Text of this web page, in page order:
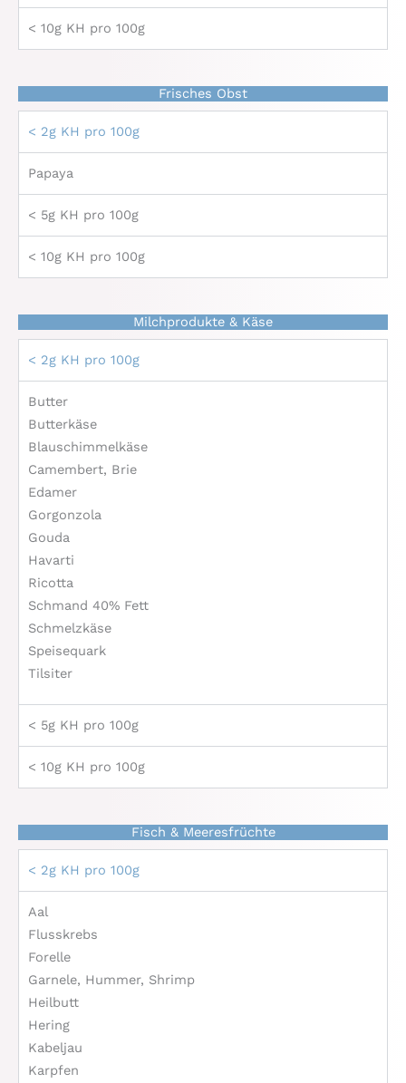
< 10g KH pro 100g
Frisches Obst
< 2g KH pro 100g
Papaya
< 5g KH pro 100g
< 10g KH pro 100g
Milchprodukte & Käse
< 2g KH pro 100g
Butter
Butterkäse
Blauschimmelkäse
Camembert, Brie
Edamer
Gorgonzola
Gouda
Havarti
Ricotta
Schmand 40% Fett
Schmelzkäse
Speisequark
Tilsiter
< 5g KH pro 100g
< 10g KH pro 100g
Fisch & Meeresfrüchte
< 2g KH pro 100g
Aal
Flusskrebs
Forelle
Garnele, Hummer, Shrimp
Heilbutt
Hering
Kabeljau
Karpfen